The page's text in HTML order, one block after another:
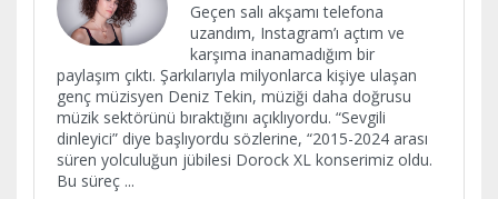
Geçen salı akşamı telefona
uzandım, Instagram’ı açtım ve
karşıma inanamadığım bir
paylaşım çıktı. Şarkılarıyla milyonlarca kişiye ulaşan
genç müzisyen Deniz Tekin, müziği daha doğrusu
müzik sektörünü bıraktığını açıklıyordu. “Sevgili
dinleyici” diye başlıyordu sözlerine, “2015-2024 arası
süren yolculuğun jübilesi Dorock XL konserimiz oldu.
Bu süreç ...